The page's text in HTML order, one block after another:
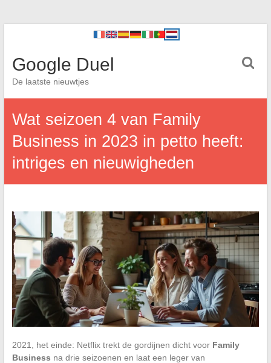
Google Duel
De laatste nieuwtjes
Wat seizoen 4 van Family
Business in 2023 in petto heeft:
intriges en nieuwigheden
2021, het einde: Netflix trekt de gordijnen dicht voor Family
Business na drie seizoenen en laat een leger van